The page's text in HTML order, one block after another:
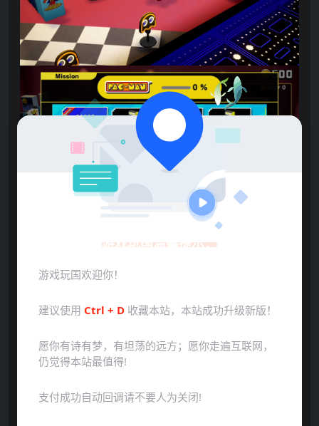
点击展开预览更多游戏图片游戏玩国温馨提示：
游戏玩国欢迎你！
建议使用 Ctrl + D 收藏本站，本站成功升级新版！
愿你有诗有梦，有坦荡的远方；愿你走遍互联网，
仍觉得本站最值得!
支付成功自动回调请不要人为关闭!